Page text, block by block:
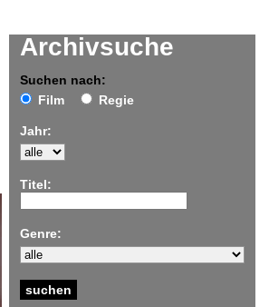
Archivsuche
Suchen nach:
Film
Regie
Jahr:
Titel:
Genre: